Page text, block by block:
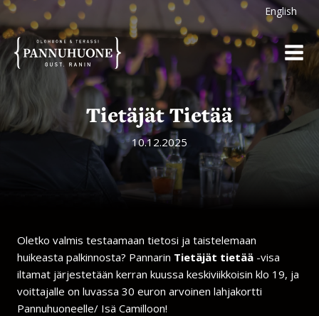
Siirry
sisältöön
English
Tietäjät Tietää
10.12.2025
Oletko valmis testaamaan tietosi ja taistelemaan
huikeasta palkinnosta? Pannarin Tietäjät tietää -visa
iltamat järjestetään kerran kuussa keskiviikkoisin klo 19, ja
voittajalle on luvassa 30 euron arvoinen lahjakortti
Pannuhuoneelle/ Isä Camilloon!